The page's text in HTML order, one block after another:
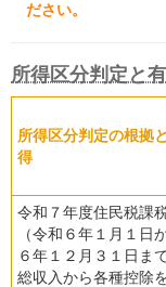
ださい。
所得区分判定と
所得区分判定の根拠
得
令和７年度住民税課
（令和６年１月１日
６年１２月３１日ま
総収入から各種控除